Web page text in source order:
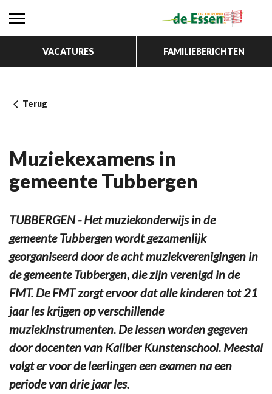
VACATURES FAMILIEBERICHTEN
Terug
Muziekexamens in
gemeente Tubbergen
TUBBERGEN - Het muziekonderwijs in de
gemeente Tubbergen wordt gezamenlijk
georganiseerd door de acht muziekverenigingen in
de gemeente Tubbergen, die zijn verenigd in de
FMT. De FMT zorgt ervoor dat alle kinderen tot 21
jaar les krijgen op verschillende
muziekinstrumenten. De lessen worden gegeven
door docenten van Kaliber Kunstenschool. Meestal
volgt er voor de leerlingen een examen na een
periode van drie jaar les.